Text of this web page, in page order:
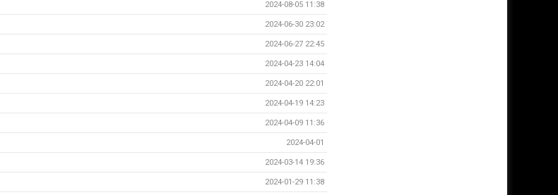
2024-08-05 11:38
2024-06-30 23:02
2024-06-27 22:45
2024-04-23 14:04
2024-04-20 22:01
2024-04-19 14:23
2024-04-09 11:36
2024-04-01
2024-03-14 19:36
2024-01-29 11:38